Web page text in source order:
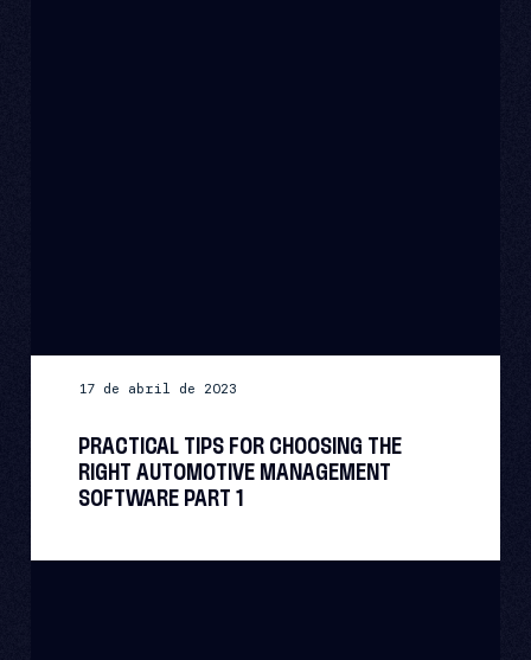
17 de abril de 2023
PRACTICAL TIPS FOR CHOOSING THE
RIGHT AUTOMOTIVE MANAGEMENT
SOFTWARE PART 1